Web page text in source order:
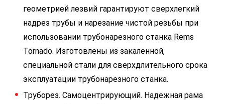
геометрией лезвий гарантируют сверхлегкий
надрез трубы и нарезание чистой резьбы при
использовании трубонарезного станка Rems
Tornado. Изготовлены из закаленной,
специальной стали для сверхдлительного срока
эксплуатации трубонарезного станка.
Труборез. Самоцентрирующий. Надежная рама